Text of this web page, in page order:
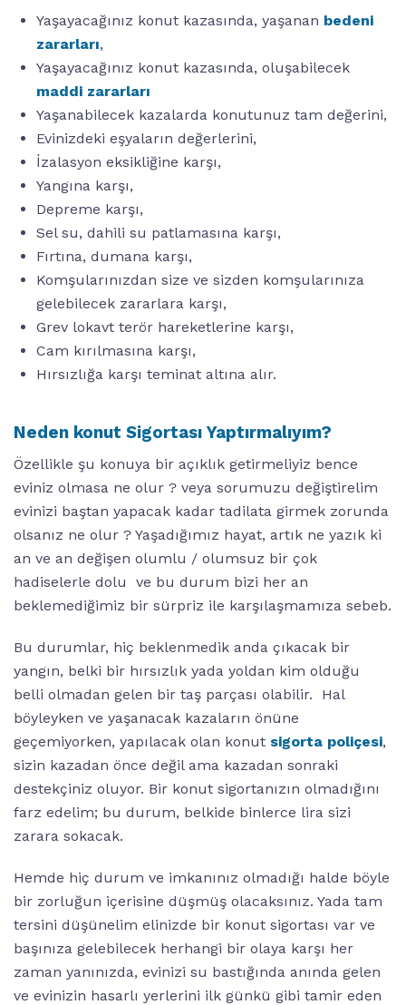
Yaşayacağınız konut kazasında, yaşanan bedeni
zararları,
Yaşayacağınız konut kazasında, oluşabilecek
maddi zararları
Yaşanabilecek kazalarda konutunuz tam değerini,
Evinizdeki eşyaların değerlerini,
İzalasyon eksikliğine karşı,
Yangına karşı,
Depreme karşı,
Sel su, dahili su patlamasına karşı,
Fırtına, dumana karşı,
Komşularınızdan size ve sizden komşularınıza
gelebilecek zararlara karşı,
Grev lokavt terör hareketlerine karşı,
Cam kırılmasına karşı,
Hırsızlığa karşı teminat altına alır.
Neden konut Sigortası Yaptırmalıyım?
Özellikle şu konuya bir açıklık getirmeliyiz bence
eviniz olmasa ne olur ? veya sorumuzu değiştirelim
evinizi baştan yapacak kadar tadilata girmek zorunda
olsanız ne olur ? Yaşadığımız hayat, artık ne yazık ki
an ve an değişen olumlu / olumsuz bir çok
hadiselerle dolu ve bu durum bizi her an
beklemediğimiz bir sürpriz ile karşılaşmamıza sebeb.
Bu durumlar, hiç beklenmedik anda çıkacak bir
yangın, belki bir hırsızlık yada yoldan kim olduğu
belli olmadan gelen bir taş parçası olabilir. Hal
böyleyken ve yaşanacak kazaların önüne
geçemiyorken, yapılacak olan konut sigorta poliçesi,
sizin kazadan önce değil ama kazadan sonraki
destekçiniz oluyor. Bir konut sigortanızın olmadığını
farz edelim; bu durum, belkide binlerce lira sizi
zarara sokacak.
Hemde hiç durum ve imkanınız olmadığı halde böyle
bir zorluğun içerisine düşmüş olacaksınız. Yada tam
tersini düşünelim elinizde bir konut sigortası var ve
başınıza gelebilecek herhangi bir olaya karşı her
zaman yanınızda, evinizi su bastığında anında gelen
ve evinizin hasarlı yerlerini ilk günkü gibi tamir eden